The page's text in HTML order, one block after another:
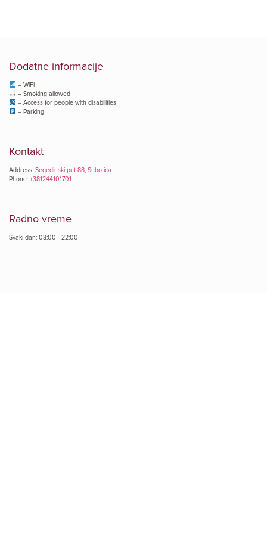
Dodatne informacije
– WiFi
– Smoking allowed
– Access for people with disabilities
– Parking
Kontakt
Address: Segedinski put 88, Subotica
Phone: +381244101701
Radno vreme
Svaki dan: 08:00 - 22:00